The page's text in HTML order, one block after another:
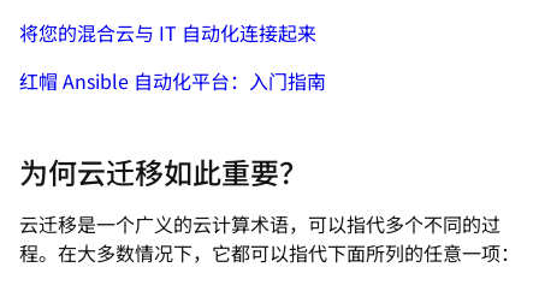
将您的混合云与 IT 自动化连接起来
红帽 Ansible 自动化平台：入门指南
为何云迁移如此重要？
云迁移是一个广义的云计算术语，可以指代多个不同的过
程。在大多数情况下，它都可以指代下面所列的任意一项：